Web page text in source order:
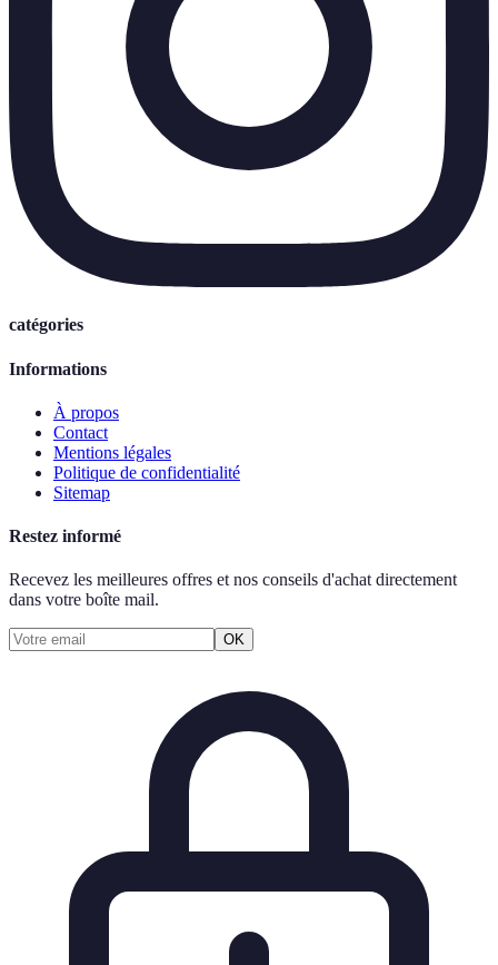
catégories
Informations
À propos
Contact
Mentions légales
Politique de confidentialité
Sitemap
Restez informé
Recevez les meilleures offres et nos conseils d'achat directement
dans votre boîte mail.
OK